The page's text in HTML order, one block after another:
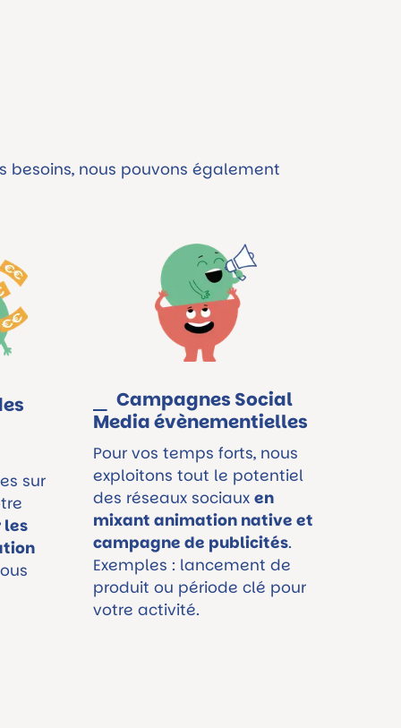
besoins, nous pouvons également
sur
Campagnes Social
Media évènementielles
Pour vos temps forts, nous
exploitons tout le potentiel
des réseaux sociaux en
mixant animation native et
campagne de publicités.
Exemples : lancement de
produit ou période clé pour
votre activité.